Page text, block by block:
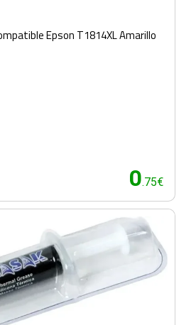
Epson T1814XL Amarillo
0.75€